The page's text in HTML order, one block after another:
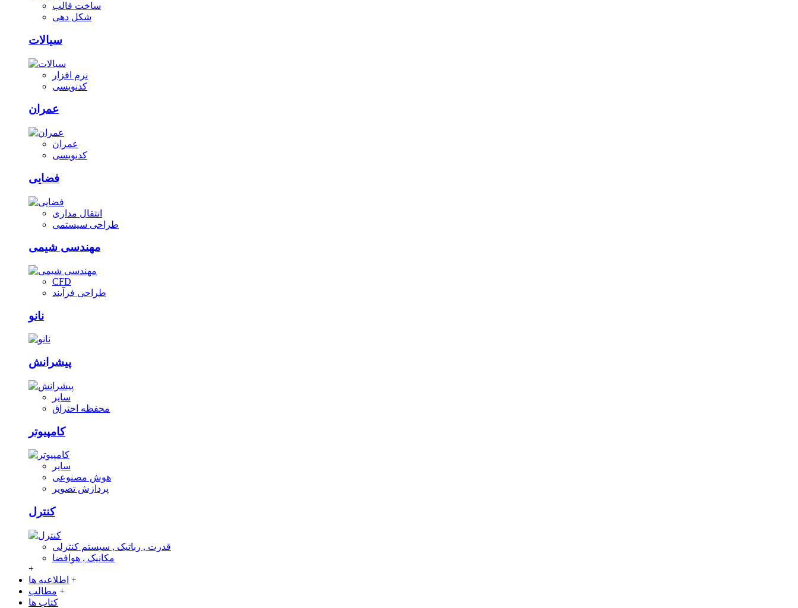
ساخت قالب
شکل دهی
سیالات
نرم افزار
کدنویسی
عمران
عمران
کدنویسی
فضایی
انتقال مداری
طراحی سیستمی
مهندسی شیمی
CFD
طراحی فرآیند
نانو
پیشرانش
سایر
محفظه احتراق
کامپیوتر
سایر
هوش مصنوعی
پردازش تصویر
کنترل
قدرت , رباتیک , سیستم کنترلی
مکانیک , هوافضا
+
اطلاعیه ها +
مطالب +
کتاب ها